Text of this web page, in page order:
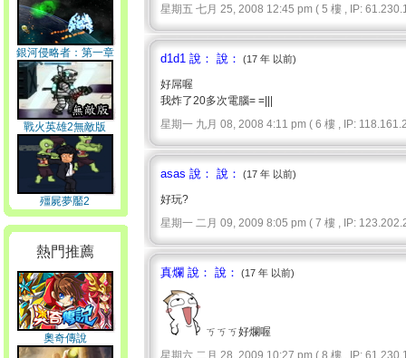
銀河侵略者：第一章
戰火英雄2無敵版
殭屍夢靨2
熱門推薦
奧奇傳說
星期五 七月 25, 2008 12:45 pm ( 5 樓 , IP:
d1d1 說： 說： (17 年 以前)
好屌喔
我炸了20多次電腦= =|||
星期一 九月 08, 2008 4:11 pm ( 6 樓 , IP:
asas 說： 說： (17 年 以前)
好玩?
星期一 二月 09, 2009 8:05 pm ( 7 樓 , IP:
真爛 說： 說： (17 年 以前)
ㄎㄎㄎ好爛喔
星期六 二月 28, 2009 10:27 pm ( 8 樓 , IP: